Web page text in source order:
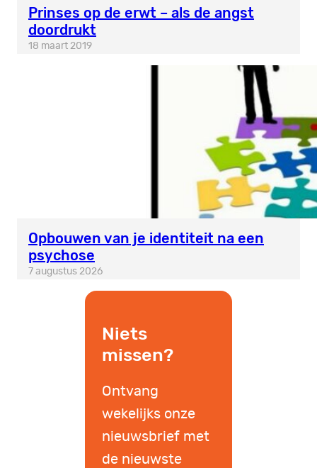
Prinses op de erwt – als de angst
doordrukt
18 maart 2019
Opbouwen van je identiteit na een
psychose
7 augustus 2026
Niets
missen?
Ontvang
wekelijks onze
nieuwsbrief met
de nieuwste